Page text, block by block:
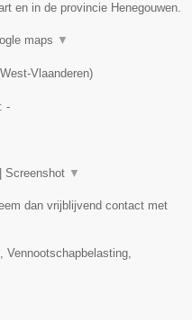
en in de provincie Henegouwen.
maps ▼
West-Vlaanderen)
-
Screenshot ▼
dan vrijblijvend contact met
Vennootschapbelasting,